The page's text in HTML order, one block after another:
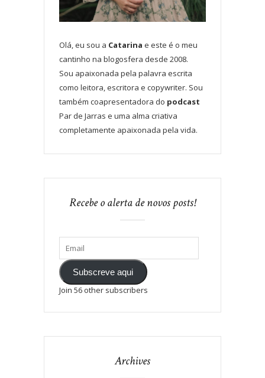
Olá, eu sou a Catarina e este é o meu
cantinho na blogosfera desde 2008.
Sou apaixonada pela palavra escrita
como leitora, escritora e copywriter. Sou
também coapresentadora do podcast
Par de Jarras e uma alma criativa
completamente apaixonada pela vida.
Recebe o alerta de novos posts!
Subscreve aqui
Join 56 other subscribers
Archives